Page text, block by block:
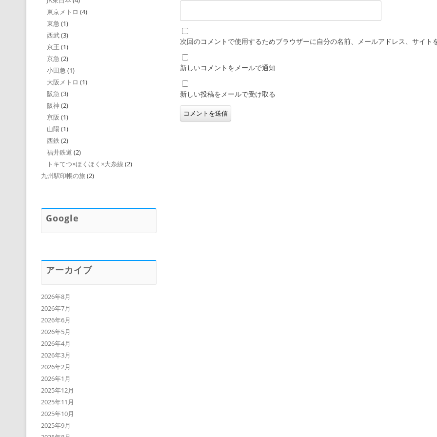
次回のコメントで使用するためブラウザーに自分の名前、メールアドレス、サイト
新しいコメントをメールで通知
新しい投稿をメールで受け取る
東京メトロ (4)
東急 (1)
西武(3)
京王 (1)
京急 (2)
小田急 (1)
大阪メトロ (1)
阪急 (3)
阪神 (2)
京阪 (1)
山陽 (1)
西鉄 (2)
福井鉄道 (2)
トキてつ×ほくほく×大糸線 (2)
九州駅印帳の旅 (2)
Google
アーカイブ
2026年8月
2026年7月
2026年6月
2026年5月
2026年4月
2026年3月
2026年2月
2026年1月
2025年12月
2025年11月
2025年10月
2025年9月